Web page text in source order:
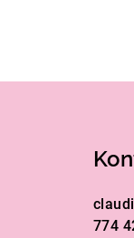
774